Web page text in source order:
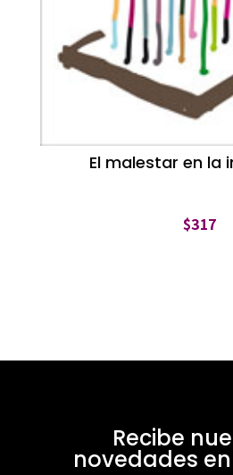
El malestar en la
$317
Recibe
novedades